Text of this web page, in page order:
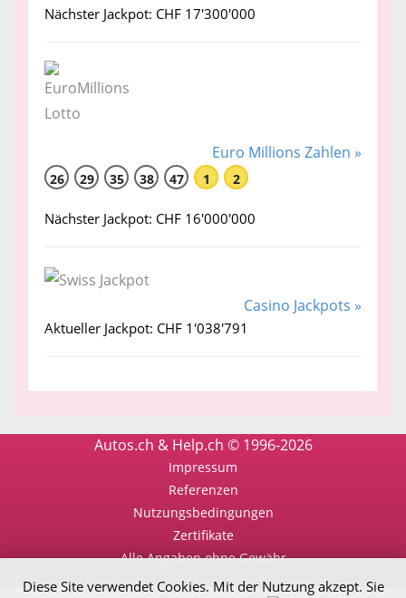
Nächster Jackpot: CHF 17'300'000
Euro Millions Zahlen »
26 29 35 38 47 1 2
Nächster Jackpot: CHF 16'000'000
Casino Jackpots »
Aktueller Jackpot: CHF 1'038'791
Autos.ch & Help.ch © 1996-2026
Impressum
Referenzen
Nutzungsbedingungen
Zertifikate
Alle Angaben ohne Gewähr
Diese Site verwendet Cookies. Mit der Nutzung akzept. Sie